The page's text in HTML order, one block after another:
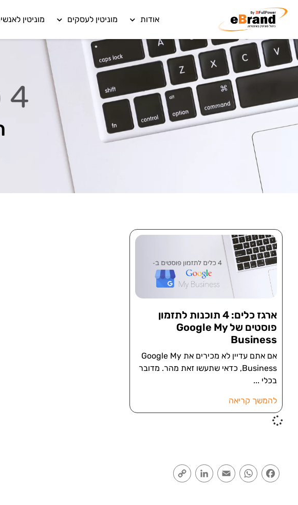
אודות מוניטין לעסקים מוניטין
ארגז כלים: 4 תוכנות לתזמון
פוסטים של Google My
Business
אם אתם עדיין לא מכירים את Google My
Business, כדאי שתעשו זאת מהר. מדובר
בכלי
להמשך קריאה
Facebook
WhatsApp
Email
LinkedIn